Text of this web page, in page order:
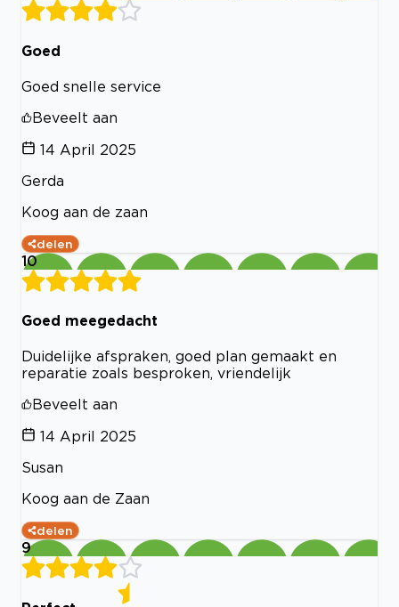
Goed
Goed snelle service
Beveelt aan
14 April 2025
Gerda
Koog aan de zaan
delen
10
Goed meegedacht
Duidelijke afspraken, goed plan gemaakt en
reparatie zoals besproken, vriendelijk
Beveelt aan
14 April 2025
Susan
Koog aan de Zaan
delen
9